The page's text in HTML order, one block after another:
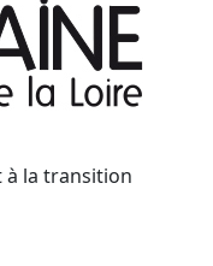
à la transition